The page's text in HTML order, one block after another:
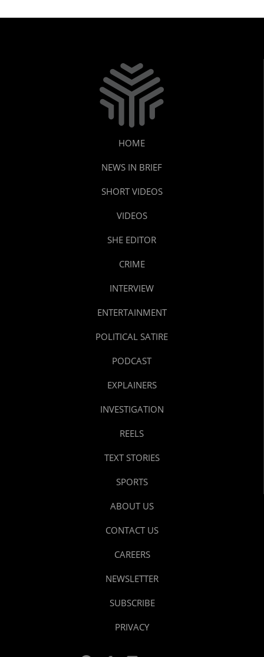
HOME
NEWS IN BRIEF
SHORT VIDEOS
VIDEOS
SHE EDITOR
CRIME
INTERVIEW
ENTERTAINMENT
POLITICAL SATIRE
PODCAST
EXPLAINERS
INVESTIGATION
REELS
TEXT STORIES
SPORTS
ABOUT US
CONTACT US
CAREERS
NEWSLETTER
SUBSCRIBE
PRIVACY